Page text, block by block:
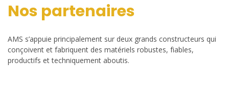
Nos partenaires
AMS s’appuie principalement sur deux grands constructeurs qui
conçoivent et fabriquent des matériels robustes, fiables,
productifs et techniquement aboutis.